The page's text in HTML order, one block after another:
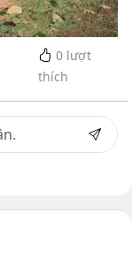
0lượt
thích